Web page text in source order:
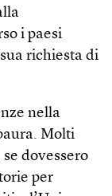
i paesi
richiesta di
nella
Molti
dovessero
per